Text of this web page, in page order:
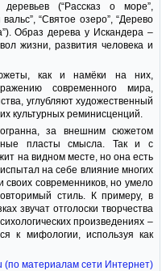
(“Рассказ о море”,
“Святое озеро”, “Дерево
Образ дерева у Искандера –
жизни, развития человека и
как и намёки на них,
современного мира,
углубляют художественный
культурных реминисценций.
за внешним сюжетом
пласты смысла. Так и с
на видном месте, но она есть
на себе влияние многих
своих современников, но умело
стиль. К примеру, в
звучат отголоски творчества
произведениях –
к мифологии, используя как
(по материалам сети Интернет)